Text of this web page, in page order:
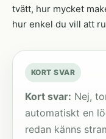
tvätt, hur mycket
hur enkel du vill att
KORT SVAR
Kort svar: Nej,
automatiskt en
redan känns